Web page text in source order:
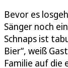
Bevor es
Sänger noch
Schnaps ist
Bier“, weiß
Familie auf die